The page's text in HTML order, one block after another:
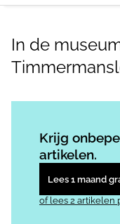
In de
Krijg
artikelen.
Lees 1 maand
of lees 2 artikelen